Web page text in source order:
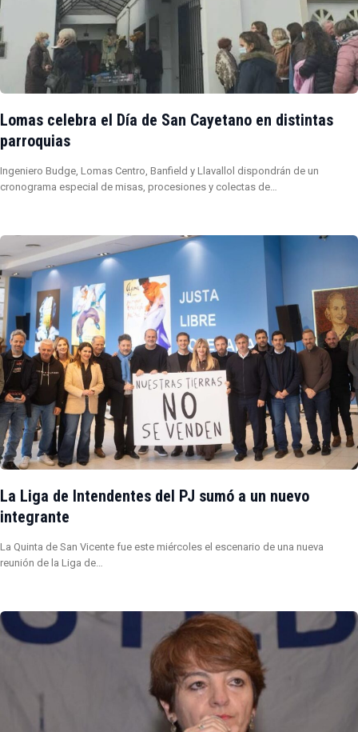
Lomas celebra el Día de San Cayetano en distintas
parroquias
Ingeniero Budge, Lomas Centro, Banfield y Llavallol dispondrán de un
cronograma especial de misas, procesiones y colectas de…
La Liga de Intendentes del PJ sumó a un nuevo
integrante
La Quinta de San Vicente fue este miércoles el escenario de una nueva
reunión de la Liga de…